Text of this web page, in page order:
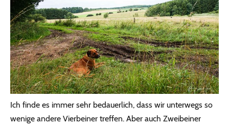
Ich finde es immer sehr bedauerlich, dass wir unterwegs so
wenige andere Vierbeiner treffen. Aber auch Zweibeiner